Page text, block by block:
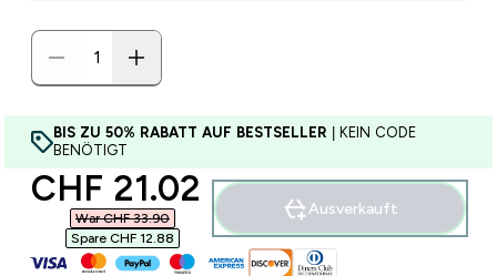
BIS ZU 50% RABATT AUF BESTSELLER | KEIN CODE
BENÖTIGT
discounted price
CHF 21.02‎
War CHF 33.90‎
Spare CHF 12.88‎
Ausverkauft